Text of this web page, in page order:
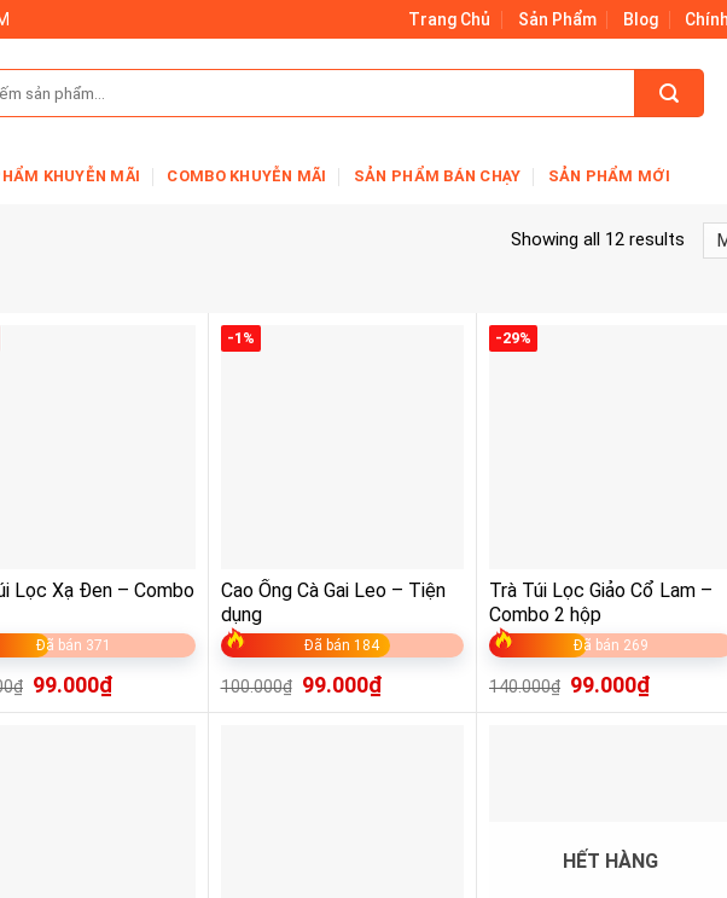
Trang Chủ Sản Phẩm Blog
KHUYỄN MÃI COMBO KHUYỄN MÃI SẢN PHẨM BÁN CHẠY SẢN PHẨM MỚI
Showing all 12 results
Lọc Xạ Đen – Combo
Đã bán 371
₫ 99.000₫
-1%
Cao Ống Cà Gai Leo – Tiện
dụng
Đã bán 184
100.000₫ 99.000₫
-29%
Trà Túi Lọc Giảo Cổ Lam –
Combo 2 hộp
Đã bán 269
140.000₫ 99.000₫
HẾT HÀNG